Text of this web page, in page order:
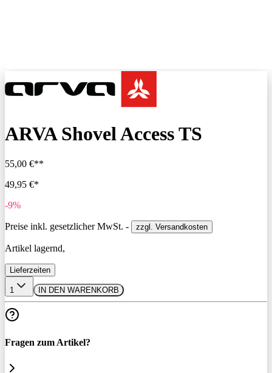
ARVA Shovel Access TS
55,00 €**
49,95 €*
-9%
Preise inkl. gesetzlicher MwSt. - zzgl. Versandkosten
Artikel lagernd,
Lieferzeiten
1 IN DEN WARENKORB
Fragen zum Artikel?